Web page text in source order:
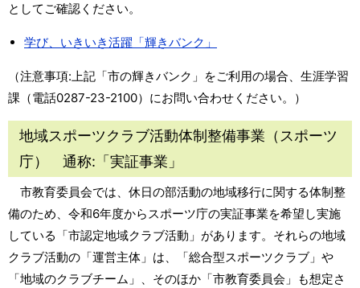
としてご確認ください。
学び、いきいき活躍「輝きバンク」
（注意事項:上記「市の輝きバンク」をご利用の場合、生涯学習
課（電話0287-23-2100）にお問い合わせください。）
地域スポーツクラブ活動体制整備事業（スポーツ
庁） 通称:「実証事業」
市教育委員会では、休日の部活動の地域移行に関する体制整
備のため、令和6年度からスポーツ庁の実証事業を希望し実施
している「市認定地域クラブ活動」があります。それらの地域
クラブ活動の「運営主体」は、「総合型スポーツクラブ」や
「地域のクラブチーム」、そのほか「市教育委員会」も想定さ